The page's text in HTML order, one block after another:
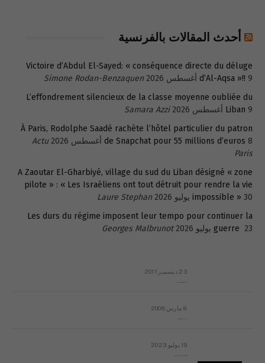
أحدث المقالات بالفرنسية
Victoire d’Abdul El-Sayed: « conséquence directe du déluge
d’Al-Aqsa »!! 9 أغسطس 2026
Simone Rodan-Benzaquen
L’effondrement silencieux de la classe moyenne oubliée du
Liban 9 أغسطس 2026
Samara Azzi
À Paris, Rodolphe Saadé rachète l’hôtel particulier du patron
de Snapchat pour 55 millions d’euros 8 أغسطس 2026
Actu
Paris
A Zaoutar El-Gharbiyé, village du sud du Liban désigné « zone
pilote » : « Les Israéliens ont tout détruit pour rendre la vie
impossible » 30 يوليو 2026
Laure Stephan
Les durs du régime imposent leur tempo pour continuer la
guerre 23 يوليو 2026 Georges Malbrunot
23 ديسمبر 2011
8 مارس 2008
19 يوليو 2023